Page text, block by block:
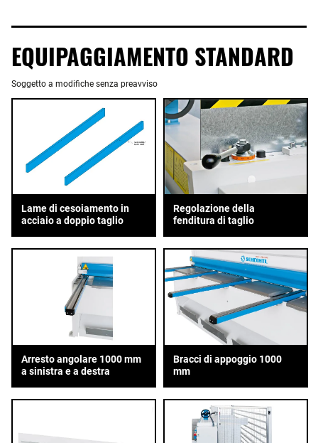
EQUIPAGGIAMENTO STANDARD
Soggetto a modifiche senza preavviso
Lame di cesoiamento in
acciaio a doppio taglio
Regolazione della
fenditura di taglio
Arresto angolare 1000 mm
a sinistra e a destra
Bracci di appoggio 1000
mm